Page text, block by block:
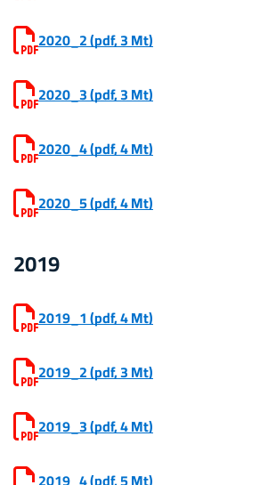
2020_2(pdf, 3 Mt)
2020_3(pdf, 3 Mt)
2020_4(pdf, 4 Mt)
2020_5(pdf, 4 Mt)
2019
2019_1(pdf, 4 Mt)
2019_2(pdf, 3 Mt)
2019_3(pdf, 4 Mt)